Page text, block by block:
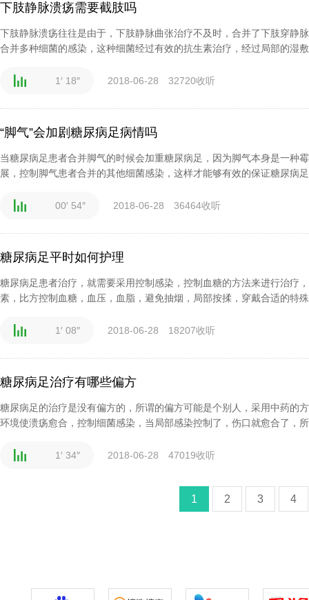
下肢静脉溃疡需要截肢吗
下肢静脉溃疡往往是由于，下肢静脉曲张治疗不及时，合并了下肢穿静
合并多种细菌的感染，这种细菌经过有效的抗生素治疗，经过局部的湿
1′ 18″ 2018-06-28 32720收听
“脚气”会加剧糖尿病足病情吗
当糖尿病足患者合并脚气的时候会加重糖尿病足，因为脚气本身是一种
展，控制脚气患者合并的其他细菌感染，这样才能够有效的保证糖尿病
00′ 54″ 2018-06-28 36464收听
糖尿病足平时如何护理
糖尿病足患者治疗，就需要采用控制感染，控制血糖的方法来进行治疗
素，比方控制血糖，血压，血脂，避免抽烟，局部按揉，穿戴合适的特
1′ 08″ 2018-06-28 18207收听
糖尿病足治疗有哪些偏方
糖尿病足的治疗是没有偏方的，所谓的偏方可能是个别人，采用中药的
环境使溃疡愈合，控制细菌感染，当局部感染控制了，伤口就愈合了，
1′ 34″ 2018-06-28 47019收听
1 2 3 4